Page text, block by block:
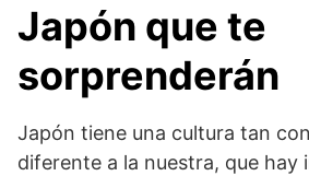
Japón que te
sorprenderán
Japón tiene una cultura tan
diferente a la nuestra, que hay